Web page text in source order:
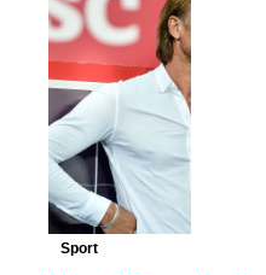
Sport